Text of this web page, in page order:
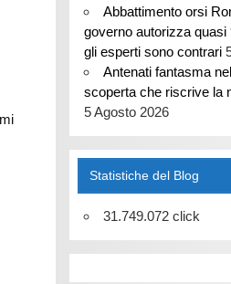
Abbattimento orsi
governo autorizza
gli esperti sono contrari
Antenati fantasma
scoperta che riscrive la
5 Agosto 2026
Statistiche del Blog
31.749.072 click